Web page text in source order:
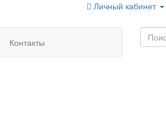
Личный кабинет
Контакты